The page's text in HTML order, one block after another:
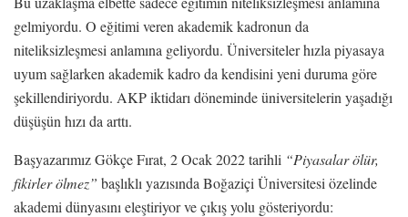
gelmiyordu. O eğitimi veren akademik kadronun da
niteliksizleşmesi anlamına geliyordu. Üniversiteler hızla piyasaya
uyum sağlarken akademik kadro da kendisini yeni duruma göre
şekillendiriyordu. AKP iktidarı döneminde üniversitelerin yaşadığı
düşüşün hızı da arttı.
Başyazarımız Gökçe Fırat, 2 Ocak 2022 tarihli “Piyasalar ölür,
fikirler ölmez” başlıklı yazısında Boğaziçi Üniversitesi özelinde
akademi dünyasını eleştiriyor ve çıkış yolu gösteriyordu: